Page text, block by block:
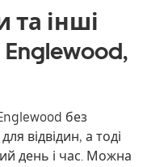
та інші
Englewood,
без
відвідин, а тоді
день і час. Можна